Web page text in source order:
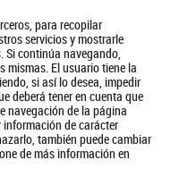
para recopilar
servicios y mostrarle
Si continúa navegando,
mismas. El usuario tiene la
si así lo desea, impedir
deberá tener en cuenta que
navegación de la página
de carácter
también puede cambiar
de más información en
de Privacidad Aviso Legal
Política de Cookies
BUSCAR